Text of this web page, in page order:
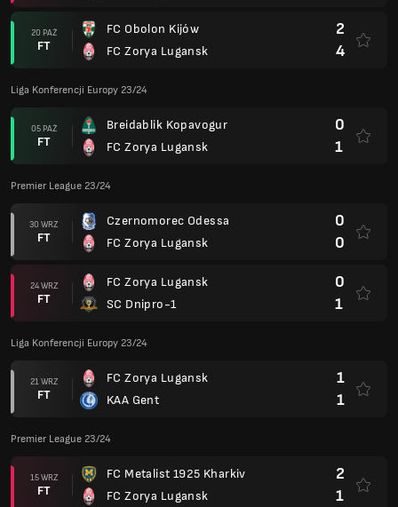
20 PAŹ
FT
FC Obolon Kijów
FC Zorya Lugansk
2
4
Liga Konferencji Europy 23/24
05 PAŹ
FT
Breidablik Kopavogur
FC Zorya Lugansk
0
1
Premier League 23/24
30 WRZ
FT
Czernomorec Odessa
FC Zorya Lugansk
0
0
24 WRZ
FT
FC Zorya Lugansk
SC Dnipro-1
0
1
Liga Konferencji Europy 23/24
21 WRZ
FT
FC Zorya Lugansk
KAA Gent
1
1
Premier League 23/24
15 WRZ
FT
FC Metalist 1925 Kharkiv
FC Zorya Lugansk
2
1